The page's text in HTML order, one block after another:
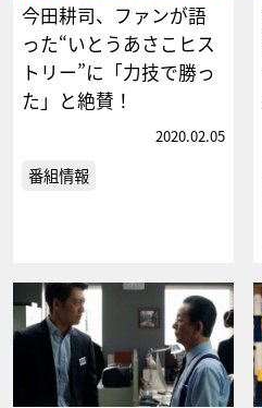
今田耕司、ファンが語
った“いとうあさこヒス
トリー”に「力技で勝っ
た」と絶賛！
2020.02.05
番組情報